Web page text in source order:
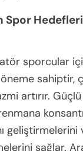
Spor
sporcular
sahiptir,
artırır.
geliştirmelerini
sağlar.